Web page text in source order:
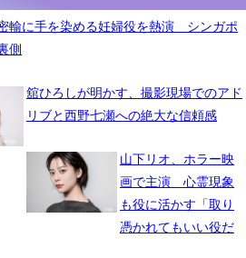
輸に手を染める妊婦役を熱演 シンガポ
側
舘ひろしが明かす、撮影現場でのアド
リブと西野七瀬への絶大な信頼感
山下リオ、ホラー映
画で主演 心霊現象
も役に活かす「取り
憑かれてもいい役だ